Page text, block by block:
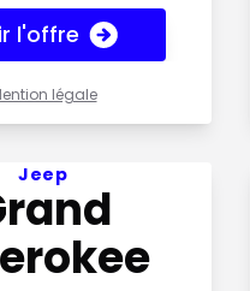
l'offre
légale
par semaine en
Jeep